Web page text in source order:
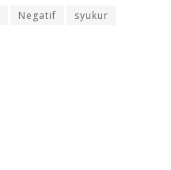
Negatif
syukur